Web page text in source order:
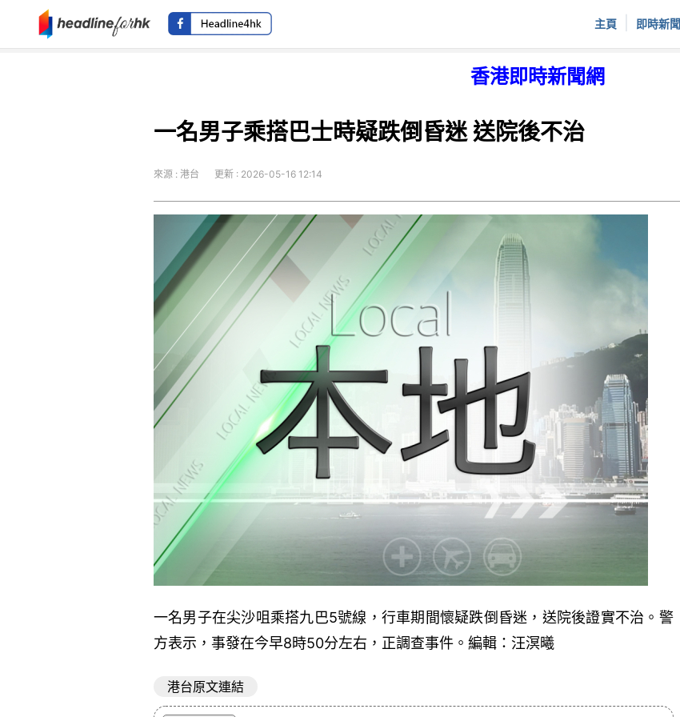
主頁 即時新聞
香港即時新聞網
一名男子乘搭巴士時疑跌倒昏迷 送院後不治
來源 : 港台 更新 : 2026-05-16 12:14
一名男子在尖沙咀乘搭九巴5號線，行車期間懷疑跌倒昏迷，送院後證實不治。警
方表示，事發在今早8時50分左右，正調查事件。編輯：汪溟曦
港台原文連結